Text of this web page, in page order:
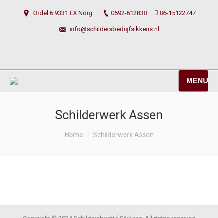
Ordel 6 9331 EX Norg 0592-612830 06-15122747
info@schildersbedrijfsikkens.nl
MENU
Schilderwerk Assen
Home Schilderwerk Assen